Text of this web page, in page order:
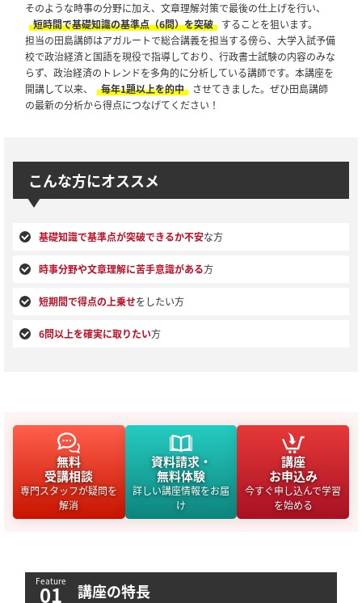
そのような時事の分野に加え、文章理解対策で最後の仕上げを行い、
短時間で基礎知識の基準点（6問）を突破
することを狙います。
担当の田島講師はアガルートで総合講義を担当する傍ら、大学入試予備
校で政治経済と国語を現役で指導しており、行政書士試験の内容のみな
らず、政治経済のトレンドを多角的に分析している講師です。本講座を
開講して以来、
毎年1題以上を的中
させてきました。ぜひ田島講師
の最新の分析から得点につなげてください！
こんな方にオススメ
基礎知識で基準点が突破できるか不安な方
時事分野や文章理解に苦手意識がある方
短期間で得点の上乗せをしたい方
6問以上を確実に取りたい方
無料
受講相談
専門スタッフが疑問を
解消
資料請求・
無料体験
詳しい講座情報をお届
け
講座
お申込み
今すぐ申し込んで学習
を始める
講座の特長